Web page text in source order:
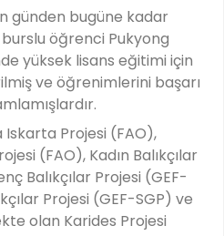
günden bugüne kadar
öğrenci Pukyong
yüksek lisans eğitimi için
ve öğrenimlerini başarı
Iskarta Projesi (FAO),
(FAO), Kadın Balıkçılar
Balıkçılar Projesi (GEF-
Projesi (GEF-SGP) ve
olan Karides Projesi